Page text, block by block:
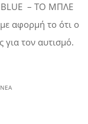
BLUE – ΤΟ ΜΠΛΕ
αφορμή το ότι ο
για τον αυτισμό.
ΝΈΑ